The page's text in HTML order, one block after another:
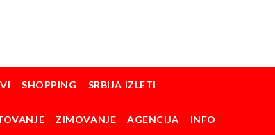
SHOPPING SRBIJA IZLETI
ZIMOVANJE AGENCIJA INFO